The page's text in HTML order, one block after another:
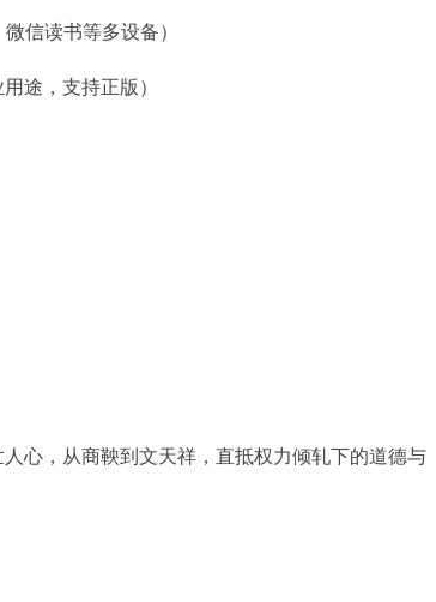
史
信读书等多设备）
途，支持正版）
心，从商鞅到文天祥，直抵权力倾轧下的道德与